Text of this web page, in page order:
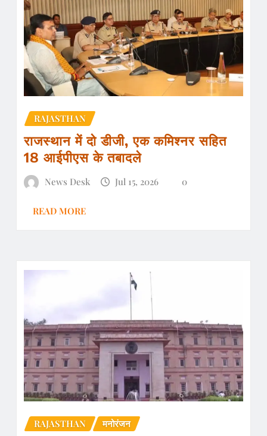
RAJASTHAN
राजस्थान में दो डीजी, एक कमिश्नर सहित
18 आईपीएस के तबादले
News Desk Jul 15, 2026 0
READ MORE
RAJASTHAN मनोरंजन